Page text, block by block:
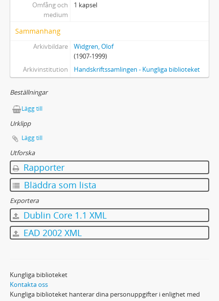
29 - Pressklipp: Pressklippsalbum, 2 st.
30 - Pressklipp: Pressklippsalbum, 3 st.
31 - Pressklipp: Pressklippsalbum, 3 st.
33 - Pressklipp: Pressklippsalbum, 3 st.
35 - Pressklipp: Pressklippsalbum, 3 st.
43 - Fotografier: Rollfoton
44 - Kortkatalog till Olof Widgrens bibliotek
45 - Tryck
Omfång och
medium
1 kapsel
Sammanhang
Arkivbildare
Widgren, Olof
(1907-1999)
Arkivinstitution
Handskriftssamlingen - Kungliga biblioteket
Beställningar
Lägg till
Urklipp
Lägg till
Utforska
Rapporter
Bläddra som lista
Exportera
Dublin Core 1.1 XML
EAD 2002 XML
Kungliga biblioteket
Kontakta oss
Kungliga biblioteket hanterar dina personuppgifter i enlighet med